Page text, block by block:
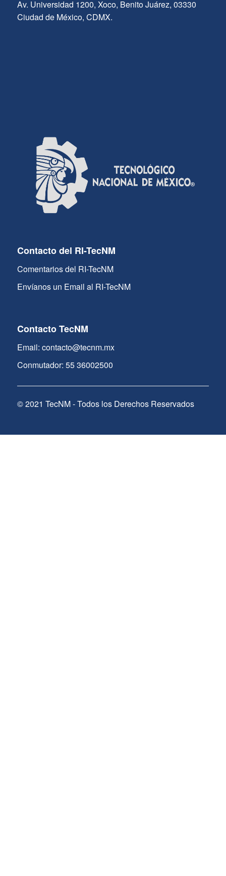
Av. Universidad 1200, Xoco, Benito Juárez, 03330
Ciudad de México, CDMX.
Contacto del RI-TecNM
Comentarios del RI-TecNM
Envíanos un Email al RI-TecNM
Contacto TecNM
Email: contacto@tecnm.mx
Conmutador: 55 36002500
© 2021 TecNM - Todos los Derechos Reservados